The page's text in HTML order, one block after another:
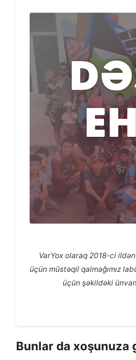
VarYox olaraq 2018-ci
üçün müstəqil qalmağımız
üçün şəkildəki
Bunlar da xoşunuza